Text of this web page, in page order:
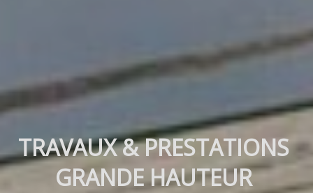
TRAVAUX & PRESTATIONS
GRANDE HAUTEUR